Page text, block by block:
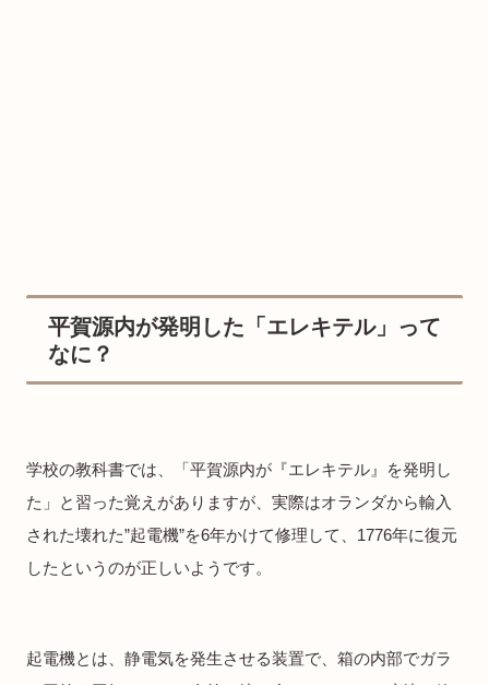
平賀源内が発明した「エレキテル」って
なに？
学校の教科書では、「平賀源内が『エレキテル』を発明し
た」と習った覚えがありますが、実際はオランダから輸入
された壊れた”起電機”を6年かけて修理して、1776年に復元
したというのが正しいようです。
起電機とは 、静電気を発生させる装置で、箱の内部でガラ